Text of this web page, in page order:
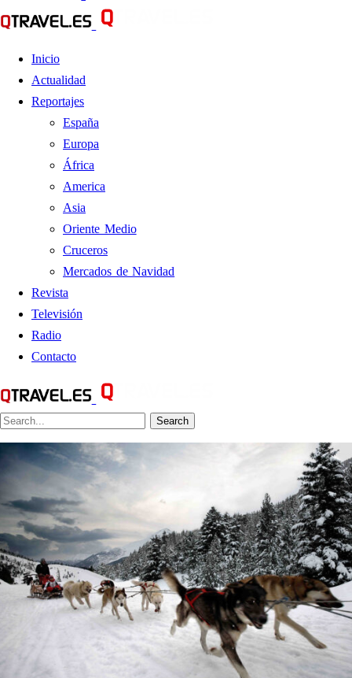
Inicio
Actualidad
Reportajes
España
Europa
África
America
Asia
Oriente Medio
Cruceros
Mercados de Navidad
Revista
Televisión
Radio
Contacto
Search